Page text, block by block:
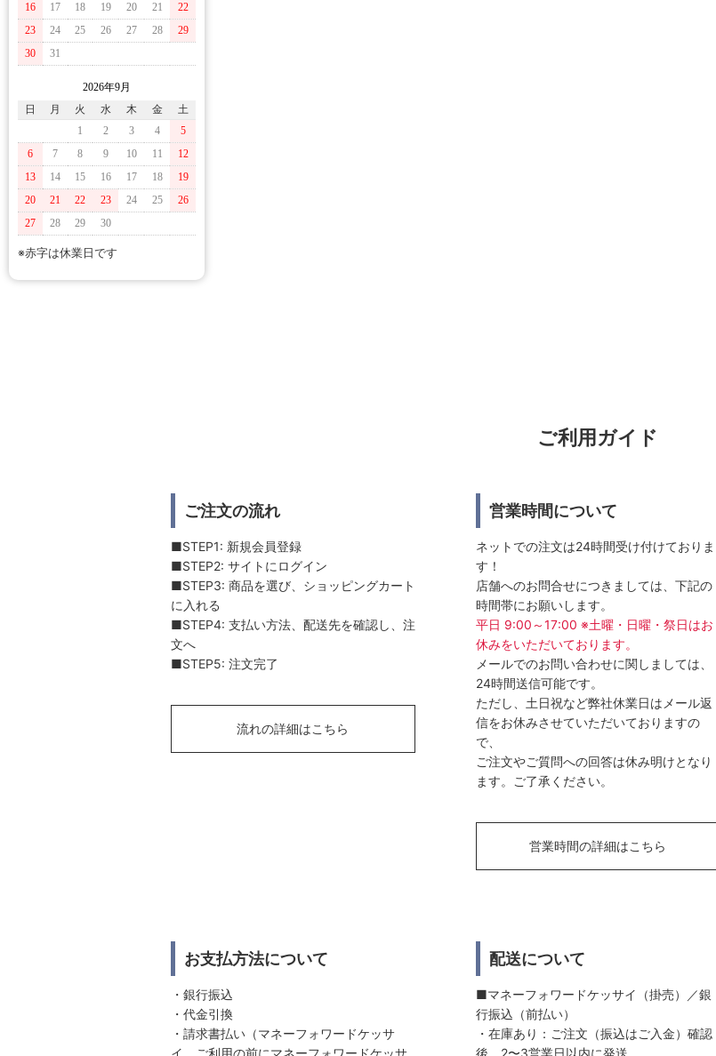
16
17 18 19 20 21
22
23
24 25 26 27 28
29
30
31
2026年9月
日
月 火 水 木 金
土
1
2 3 4
5
6
7 8 9 10 11
12
13
14 15 16 17 18
19
20
21 22 23 24 25
26
27
28 29 30
※赤字は休業日です
ご利用ガイド
ご注文の流れ
■STEP1: 新規会員登録
■STEP2: サイトにログイン
■STEP3: 商品を選び、ショッピングカート
に入れる
■STEP4: 支払い方法、配送先を確認し、注
文へ
■STEP5: 注文完了
流れの詳細はこちら
営業時間について
ネットでの注文は24時間受け付けておりま
す！
店舗へのお問合せにつきましては、下記の
時間帯にお願いします。
平日 9:00～17:00 ※土曜・日曜・祭日はお
休みをいただいております。
メールでのお問い合わせに関しましては、
24時間送信可能です。
ただし、土日祝など弊社休業日はメール返
信をお休みさせていただいておりますの
で、
ご注文やご質問への回答は休み明けとなり
ます。ご了承ください。
営業時間の詳細はこちら
お支払方法について
・銀行振込
・代金引換
・請求書払い（マネーフォワードケッサ
イ。ご利用の前にマネーフォワードケッサ
配送について
■マネーフォワードケッサイ（掛売）／銀
行振込（前払い）
・在庫あり：ご注文（振込はご入金）確認
後、2〜3営業日以内に発送